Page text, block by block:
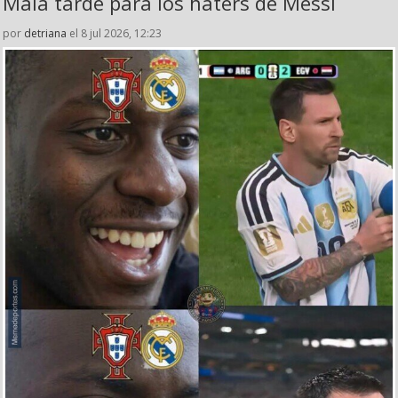
por detriana el 8 jul 2026, 12:23